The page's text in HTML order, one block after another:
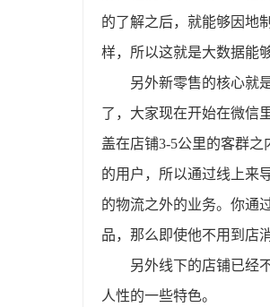
的了解之后，就能够因地
样，所以这就是大数据能
另外新零售的核心就
了，大家现在开始在微信
盖在店铺3-5公里的客群
的用户，所以通过线上来
的物流之外的业务。你通
品，那么即使他不用到店
另外线下的店铺已经
人性的一些特色。